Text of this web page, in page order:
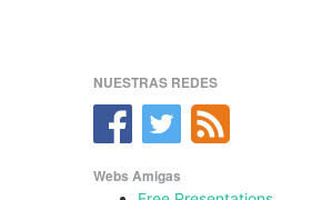
NUESTRAS REDES
Webs Amigas